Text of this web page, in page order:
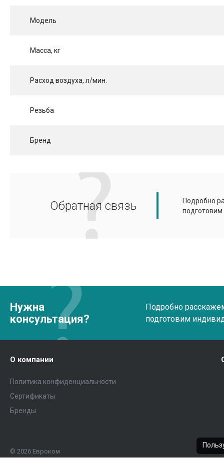
Модель
Масса, кг
Расход воздуха, л/мин.
Резьба
Бренд
Обратная связь
Подробно
Нужна
консультация?
Подробно
подготовим
О компании
Политика конфиденциальности
Сертификаты
Бренды
© 2026 Евроком